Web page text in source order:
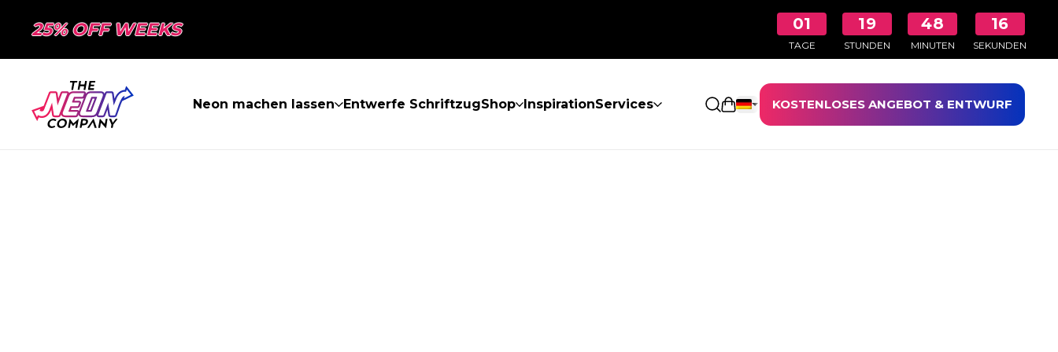
25% OFF WEEKS 01
TAGE
19
STUNDEN
48
MINUTEN
16
SEKUNDEN
Neon machen lassen Entwerfe SchriftzugShop InspirationServices Einkaufswagen öffnen
KOSTENLOSES ANGEBOT & ENTWURF